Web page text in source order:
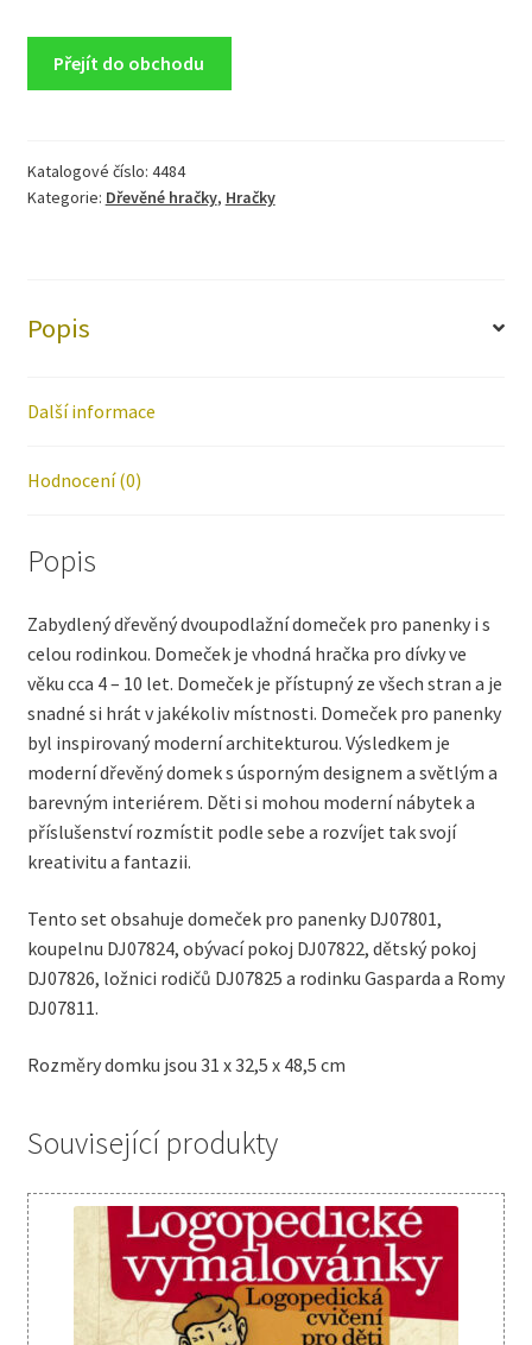
Přejít do obchodu
Katalogové číslo: 4484
Kategorie: Dřevěné hračky, Hračky
Popis
Další informace
Hodnocení (0)
Popis
Zabydlený dřevěný dvoupodlažní domeček pro panenky i s
celou rodinkou. Domeček je vhodná hračka pro dívky ve
věku cca 4 – 10 let. Domeček je přístupný ze všech stran a je
snadné si hrát v jakékoliv místnosti. Domeček pro panenky
byl inspirovaný moderní architekturou. Výsledkem je
moderní dřevěný domek s úsporným designem a světlým a
barevným interiérem. Děti si mohou moderní nábytek a
příslušenství rozmístit podle sebe a rozvíjet tak svojí
kreativitu a fantazii.
Tento set obsahuje domeček pro panenky DJ07801,
koupelnu DJ07824, obývací pokoj DJ07822, dětský pokoj
DJ07826, ložnici rodičů DJ07825 a rodinku Gasparda a Romy
DJ07811.
Rozměry domku jsou 31 x 32,5 x 48,5 cm
Související produkty